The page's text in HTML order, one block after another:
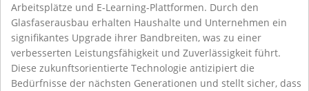
Arbeitsplätze und E-Learning-Plattformen. Durch den
Glasfaserausbau erhalten Haushalte und Unternehmen ein
signifikantes Upgrade ihrer Bandbreiten, was zu einer
verbesserten Leistungsfähigkeit und Zuverlässigkeit führt.
Diese zukunftsorientierte Technologie antizipiert die
Bedürfnisse der nächsten Generationen und stellt sicher, dass